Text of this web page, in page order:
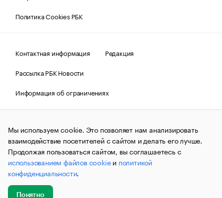
Политика Cookies РБК
Контактная информация
Редакция
Рассылка РБК Новости
Информация об ограничениях
Правовая информация
О соблюдении авторских прав
© АО «РОСБИЗНЕСКОНСАЛТИНГ»,1995–2026.Сообщения
и материалы информационного агентства «РБК»
(зарегистрировано Федеральной службой по надзору в сфере
связи, информационных технологий и массовых
коммуникаций (Роскомнадзор) 09.12.2015 за номером ИА
№ФС77-63848) сопровождаются пометкой «РБК». Отдельные
публикации могут содержать информацию,
не предназначенную для пользователей
до 18 лет.
Мы используем cookie. Это позволяет нам анализировать
взаимодействие посетителей с сайтом и делать его лучше.
Продолжая пользоваться сайтом, вы соглашаетесь с
использованием файлов cookieи политикой
конфиденциальности.
Понятно